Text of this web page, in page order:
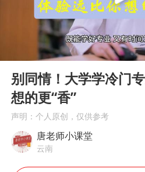
部分银
演员秦
河南启
朱一龙
大疆错
Play
00:00
别同情！大学学冷门
想的更“香”
声明：个人原创，仅供参考
唐老师小课堂
云南